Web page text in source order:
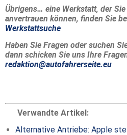
Übrigens… eine Werkstatt, der
anvertrauen können, finden Sie
Werkstattsuche
Haben Sie Fragen oder suchen
dann schicken Sie uns Ihre
redaktion@autofahrerseite.eu
Verwandte Artikel:
Alternative Antriebe: Apple